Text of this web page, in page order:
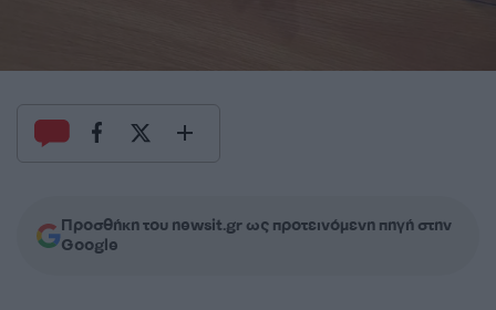
Προσθήκη του newsit.gr ως προτεινόμενη πηγή στην
Google